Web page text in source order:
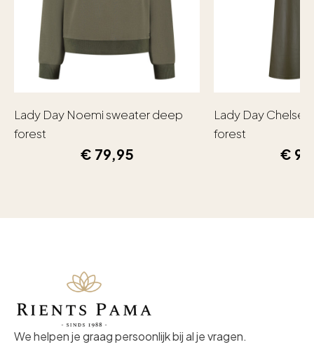
Lady Day Noemi sweater deep
forest
€ 79,95
Lady Day
forest
€
We helpen je graag persoonlijk bij al je vragen.